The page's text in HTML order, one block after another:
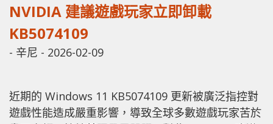
NVIDIA 建議遊戲玩家立即卸載
KB5074109
- 辛尼 - 2026-02-09
近期的 Windows 11 KB5074109 更新被廣泛指控對
遊戲性能造成嚴重影響，導致全球多數遊戲玩家苦於